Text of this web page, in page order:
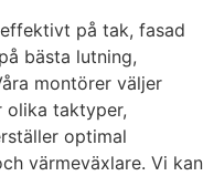
på tak, fasad
bästa lutning,
montörer väljer
olika taktyper,
optimal
värmeväxlare. Vi kan